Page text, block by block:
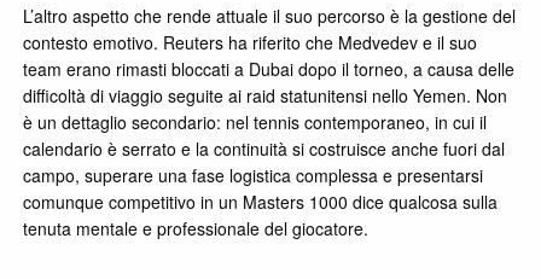
L’altro aspetto che rende attuale il suo percorso è la gestione del
contesto emotivo. Reuters ha riferito che Medvedev e il suo
team erano rimasti bloccati a Dubai dopo il torneo, a causa delle
difficoltà di viaggio seguite ai raid statunitensi nello Yemen. Non
è un dettaglio secondario: nel tennis contemporaneo, in cui il
calendario è serrato e la continuità si costruisce anche fuori dal
campo, superare una fase logistica complessa e presentarsi
comunque competitivo in un Masters 1000 dice qualcosa sulla
tenuta mentale e professionale del giocatore.